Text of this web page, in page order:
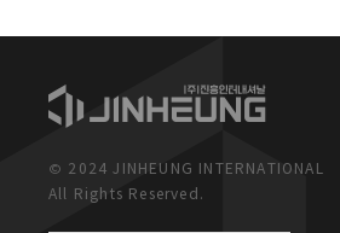
© 2024 JINHEUNG INTERNATIONAL
All Rights Reserved.